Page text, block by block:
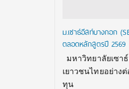
ม.เซาธ์อีสท์บางกอก
ตลอดหลักสูตรปี
มหาวิทยาลัยเซา
เยาวชนไทยอย่าง